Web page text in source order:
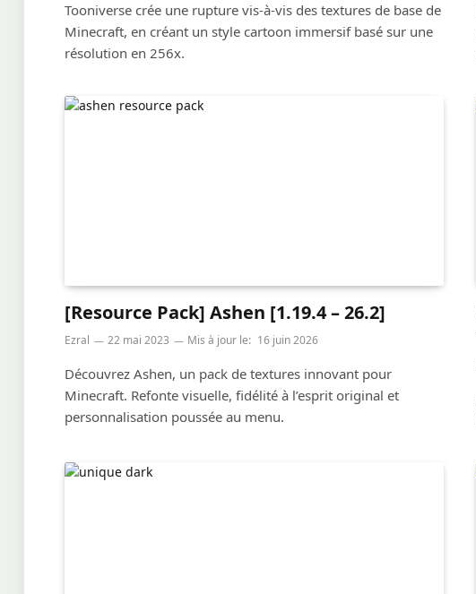
Tooniverse crée une rupture vis-à-vis des textures de base de
Minecraft, en créant un style cartoon immersif basé sur une
résolution en 256x.
[Resource Pack] Ashen [1.19.4 – 26.2]
Ezral 22 mai 2023 Mis à jour le: 16 juin 2026
Découvrez Ashen, un pack de textures innovant pour
Minecraft. Refonte visuelle, fidélité à l’esprit original et
personnalisation poussée au menu.